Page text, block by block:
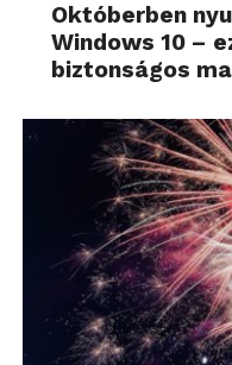
Októberben
Windows 10 –
biztonságos